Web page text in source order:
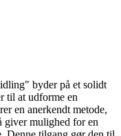
byder på et solidt
til at udforme en
en anerkendt metode,
giver mulighed for en